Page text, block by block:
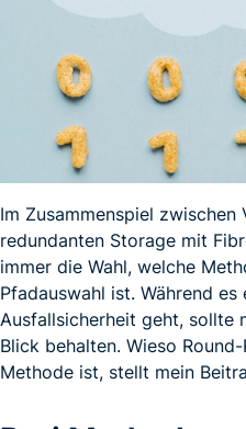
Im Zusammenspiel zwischen
redundanten Storage mit
immer die Wahl, welche
Pfadauswahl ist. Während es
Ausfallsicherheit geht, sollte
Blick behalten. Wieso
Methode ist, stellt mein